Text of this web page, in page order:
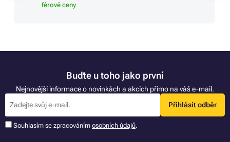
férové ceny
Buďte u toho jako první
Nejnovější informace o novinkách a akcích přímo na váš e-mail.
Přihlásit odběr
Souhlasím se zpracováním osobních údajů.